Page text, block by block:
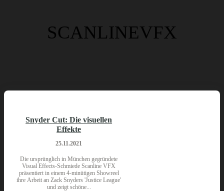
SCANLINEVFX
Snyder Cut: Die visuellen
Effekte
25.11.2021
Die ursprünglich in München gegründete
Visual Effects-Schmiede Scanline VFX
präsentiert in einem 4-minütigen Showreel
ihre Arbeit an Zack Snyders 'Justice League'
und zeigt schöne...